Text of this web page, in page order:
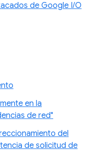
de Google I/O
en la
de red"
del
de solicitud de